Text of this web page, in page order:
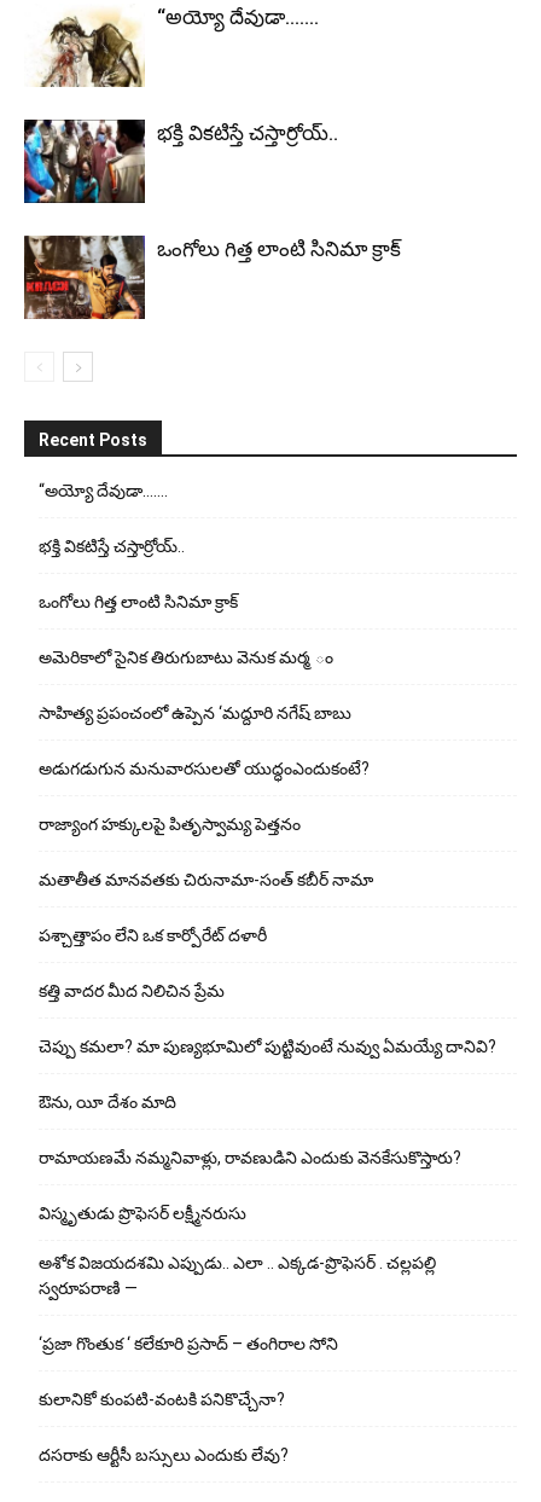
“అయ్యో దేవుడా…….
భ‌క్తి విక‌టిస్తే చ‌స్తార్రోయ్‌..
ఒంగోలు గిత్త లాంటి సినిమా క్రాక్
Recent Posts
“అయ్యో దేవుడా…….
భ‌క్తి విక‌టిస్తే చ‌స్తార్రోయ్‌..
ఒంగోలు గిత్త లాంటి సినిమా క్రాక్
అమెరికాలో సైనిక తిరుగుబాటు వెనుక మర్మ ం
సాహిత్య ప్రపంచంలో ఉప్పెన ‘మద్దూరి నగేష్ బాబు
అడుగ‌డుగున మ‌నువార‌సుల‌తో యుద్ధంఎందుకంటే?
రాజ్యాంగ హక్కులపై పితృస్వామ్య పెత్తనం
మతాతీత మానవతకు చిరునామా-సంత్ కబీర్ నామా
పశ్చాత్తాపం లేని ఒక కార్పోరేట్ దళారీ
కత్తి వాదర మీద నిలిచిన ప్రేమ
చెప్పు క‌మ‌లా? మా పుణ్యభూమిలో పుట్టివుంటే నువ్వు ఏమయ్యే దానివి?
ఔను, యీ దేశం మాది
రామాయణమే నమ్మనివాళ్లు, రావణుడిని ఎందుకు వెనకేసుకొస్తారు?
విస్మృతుడు ప్రొఫెసర్ లక్ష్మీనరుసు
అశోక విజ‌య‌ద‌శ‌మి ఎప్పుడు.. ఎలా .. ఎక్క‌డ‌-ప్రొఫెసర్ . చల్లపల్లి
స్వరూపరాణి —
‘ప్రజా గొంతుక ‘ కలేకూరి ప్రసాద్ – తంగిరాల సోని
కులానికో కుంప‌టి-వంట‌కి ప‌నికొచ్చేనా?
ద‌స‌రాకు ఆర్టీసీ బ‌స్సులు ఎందుకు లేవు?